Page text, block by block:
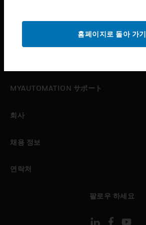
MYAUTOMATION サポート
회사
채용 정보
연락처
팔로우 하세요
홈페이지로 돌아 가기